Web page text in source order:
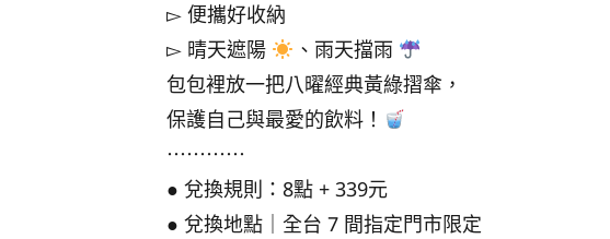
▻ 便攜好收納
▻ 晴天遮陽
、雨天擋雨
包包裡放一把八曜經典黃綠摺傘，
保護自己與最愛的飲料！
⋯⋯⋯⋯
● 兌換規則：8點 + 339元
● 兌換地點｜全台 7 間指定門市限定